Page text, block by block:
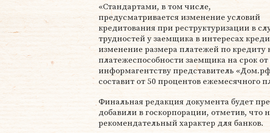
«Стандартами, в том числе,
предусматривается изменение условий
кредитования при реструктуризации в
трудностей у заемщика в интересах
изменение размера платежей по кредиту
платежеспособности заемщика на срок
информагентству представитель
составит от 50 процентов ежемесячного
Финальная редакция документа будет
добавили в госкорпорации, отметив, что
рекомендательный характер для банков.